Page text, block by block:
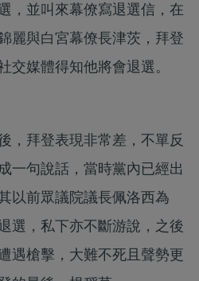
，並叫來幕僚寫退選信，在
麗與白宮幕僚長津茨，拜登
交媒體得知他將會退選。
，拜登表現非常差，不單反
一句說話，當時黨內已經出
以前眾議院議長佩洛西為
選，私下亦不斷游說，之後
遇槍擊，大難不死且聲勢更